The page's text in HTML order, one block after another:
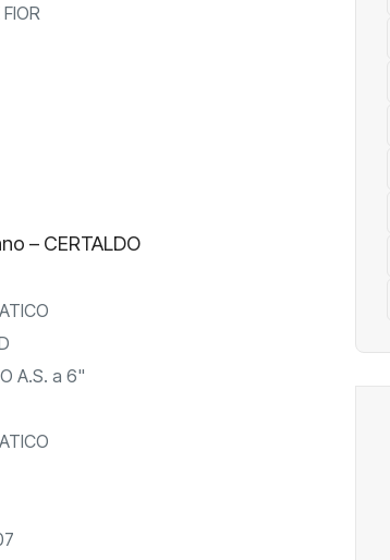
– CERTALDO
A.S. a 6"